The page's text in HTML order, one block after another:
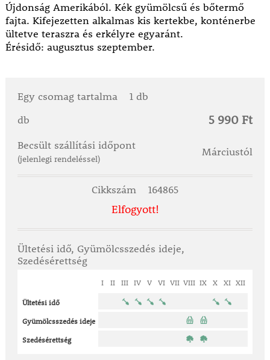
Újdonság Amerikából. Kék gyümölcsű és bőtermő
fajta. Kifejezetten alkalmas kis kertekbe, konténerbe
ültetve teraszra és erkélyre egyaránt.
Érésidő: augusztus szeptember.
Egy csomag tartalma
1 db
db
5 990 Ft
Becsült szállítási időpont
(jelenlegi rendeléssel)
Márciustól
Cikkszám 164865
Elfogyott!
Ültetési idő, Gyümölcsszedés ideje,
Szedésérettség
I II III IV V VI VII VIII IX X XI XII
Ültetési idő
Gyümölcsszedés ideje
Szedésérettség